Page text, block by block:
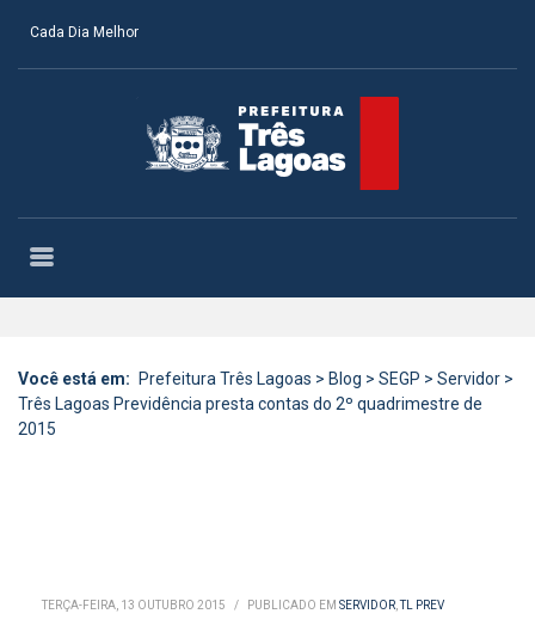
Cada Dia Melhor
Você está em: Prefeitura Três Lagoas > Blog > SEGP > Servidor >
Três Lagoas Previdência presta contas do 2º quadrimestre de
2015
TERÇA-FEIRA, 13 OUTUBRO 2015 / PUBLICADO EM SERVIDOR,TL PREV